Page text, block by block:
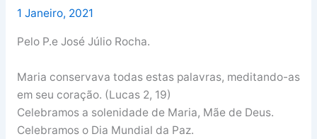
1 Janeiro, 2021
Pelo P.e José Júlio Rocha.
Maria conservava todas estas palavras, meditando-as
em seu coração. (Lucas 2, 19)
Celebramos a solenidade de Maria, Mãe de Deus.
Celebramos o Dia Mundial da Paz.